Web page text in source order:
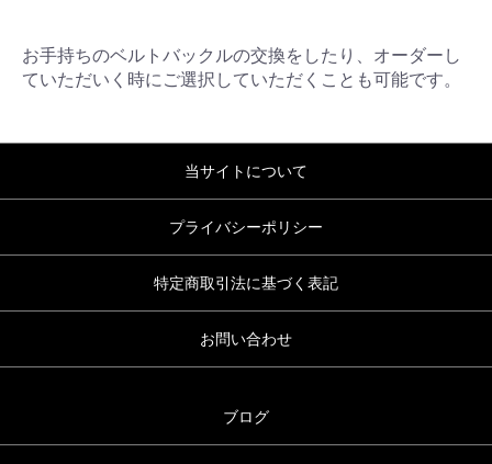
お手持ちのベルトバックルの交換をしたり、オーダーし
ていただいく時にご選択していただくことも可能です。
当サイトについて
プライバシーポリシー
特定商取引法に基づく表記
お問い合わせ
ブログ